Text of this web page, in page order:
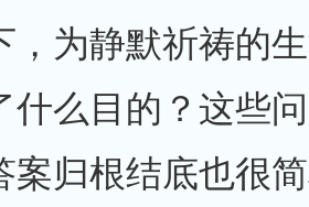
，为静默祈祷的
什么目的？这些
案归根结底也很